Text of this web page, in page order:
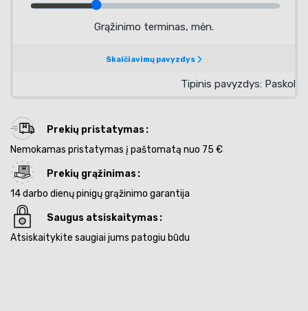
Prekių pristatymas
Nemokamas pristatymas į paštomatą nuo 75 €
Prekių grąžinimas
14 darbo dienų pinigų grąžinimo garantija
Saugus atsiskaitymas
Atsiskaitykite saugiai jums patogiu būdu